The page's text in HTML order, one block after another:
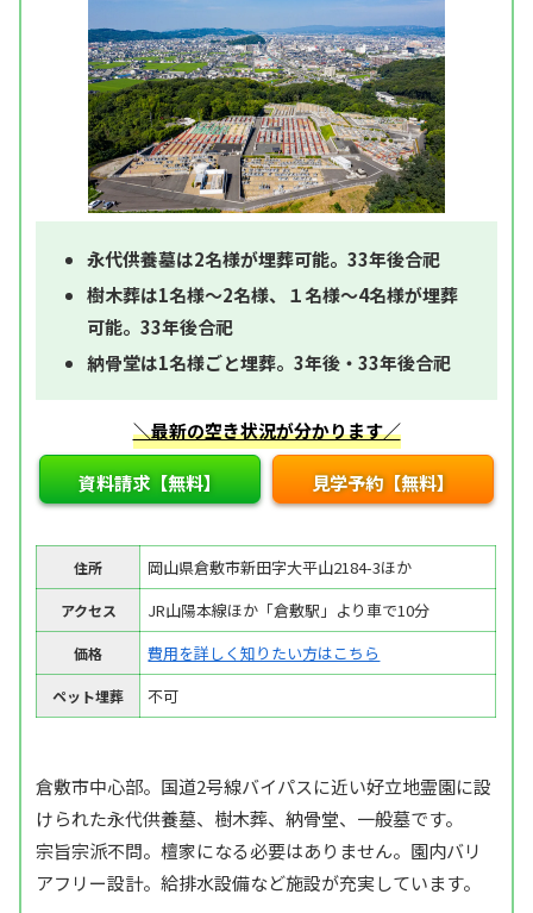
永代供養墓は2名様が埋葬可能。33年後合祀
樹木葬は1名様～2名様、１名様～4名様が埋葬
可能。33年後合祀
納骨堂は1名様ごと埋葬。3年後・33年後合祀
＼最新の空き状況が分かります／
資料請求【無料】 見学予約【無料】
住所 岡山県倉敷市新田字大平山2184-3ほか
アクセス JR山陽本線ほか「倉敷駅」より車で10分
価格 費用を詳しく知りたい方はこちら
ペット埋葬 不可
倉敷市中心部。国道2号線バイパスに近い好立地霊園に設
けられた永代供養墓、樹木葬、納骨堂、一般墓です。
宗旨宗派不問。檀家になる必要はありません。園内バリ
アフリー設計。給排水設備など施設が充実しています。